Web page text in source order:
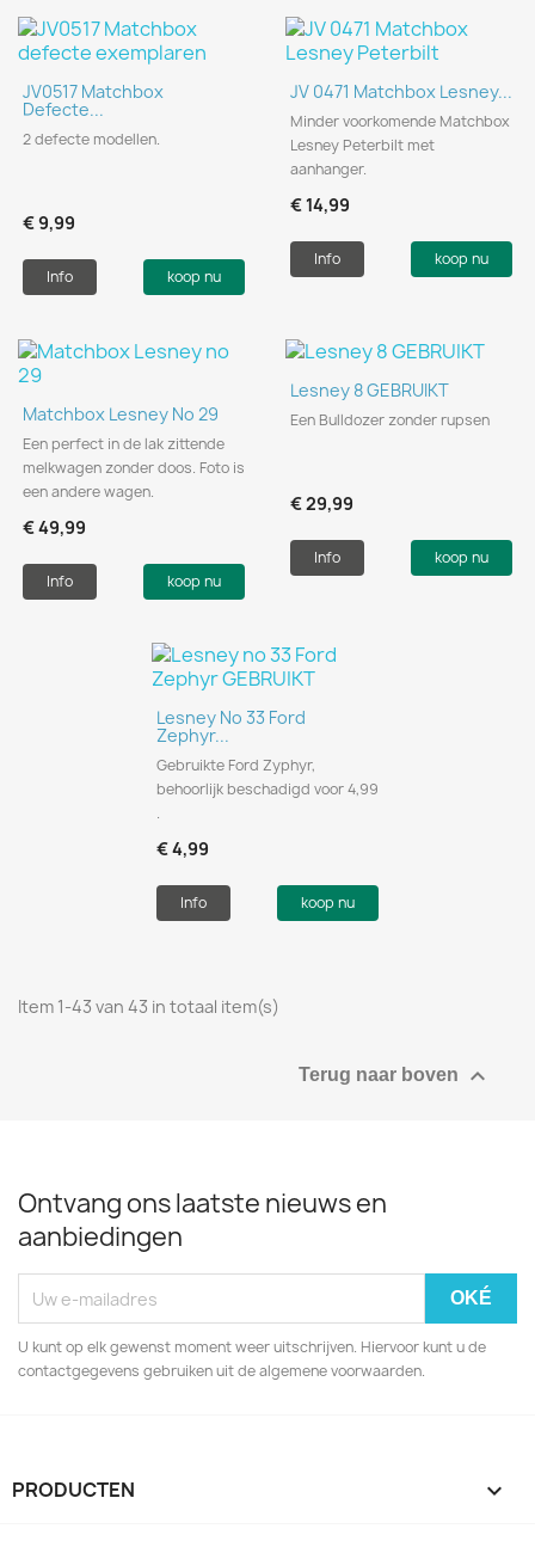
JV0517 Matchbox
Defecte...
2 defecte modellen.
€ 9,99
Info koop nu
JV 0471 Matchbox Lesney...
Minder voorkomende Matchbox
Lesney Peterbilt met
aanhanger.
€ 14,99
Info koop nu
Matchbox Lesney No 29
Een perfect in de lak zittende
melkwagen zonder doos. Foto is
een andere wagen.
€ 49,99
Info koop nu
Lesney 8 GEBRUIKT
Een Bulldozer zonder rupsen
€ 29,99
Info koop nu
Lesney No 33 Ford
Zephyr...
Gebruikte Ford Zyphyr,
behoorlijk beschadigd voor 4,99
.
€ 4,99
Info koop nu
Item 1-43 van 43 in totaal item(s)
Terug naar boven 
Ontvang ons laatste nieuws en
aanbiedingen
U kunt op elk gewenst moment weer uitschrijven. Hiervoor kunt u de
contactgegevens gebruiken uit de algemene voorwaarden.
PRODUCTEN 